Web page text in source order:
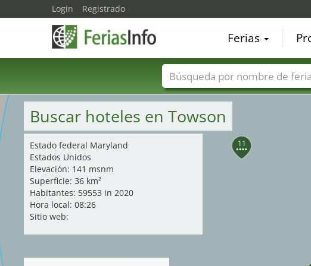
11
Buscar hoteles en Towson
Estado federal Maryland
Estados Unidos
Elevación: 141 msnm
Superficie: 36 km²
Habitantes: 59553 in 2020
Hora local: 08:26
Sitio web:
Login Registrado
Ferias
Nombres de ferias Países